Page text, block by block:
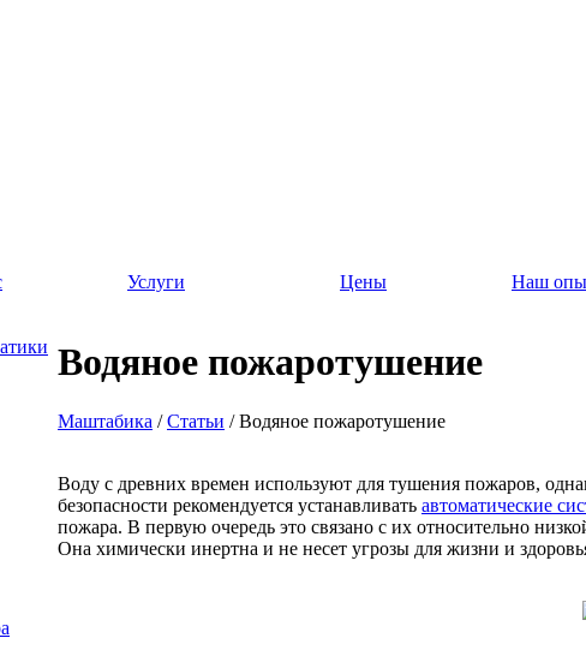
Услуги Цены Наш
Водяное пожаротушение
Маштабика / Статьи /Водяное пожаротушение
Воду с древних времен используют для тушения пожаров,
безопасности рекомендуется устанавливать автоматические
пожара. В первую очередь это связано с их относительно
Она химически инертна и не несет угрозы для жизни и